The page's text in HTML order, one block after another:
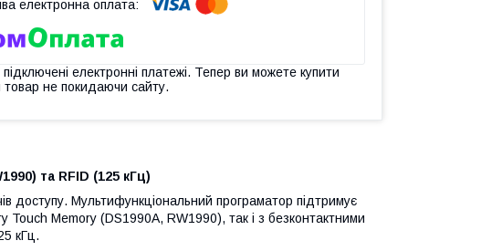
підключені електронні платежі. Тепер ви можете купити
товар не покидаючи сайту.
та RFID (125 кГц)
доступу. Мультифункціональний програматор підтримує
Memory (DS1990A, RW1990), так і з безконтактними
кГц.